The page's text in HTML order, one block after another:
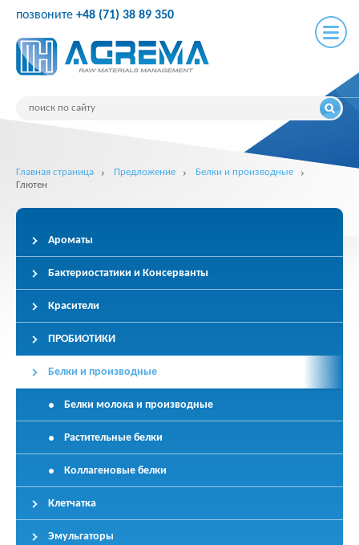
позвоните +48 (71) 38 89 350
Главная страница Предложение
Белки и производные
Глютен
Ароматы
Бактериостатики и Консерванты
Красители
ПРОБИОТИКИ
Белки и производные
Белки молока и производные
Растительные белки
Коллагеновые белки
Клетчатка
Эмульгаторы